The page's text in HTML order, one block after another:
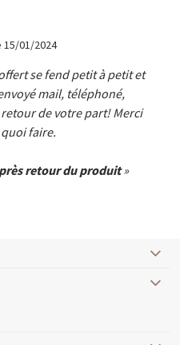
15/01/2024
se fend petit à petit et
mail, téléphoné,
de votre part! Merci
faire.
retour du produit